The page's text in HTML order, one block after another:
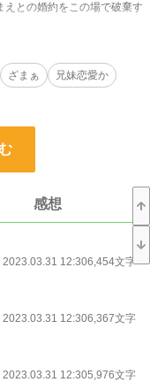
との婚約をこの場で破棄す
わりついていた。……なんて
ｉｔｈビッチ』が、意気
。
劇。断罪返しだ！
なんでそんなに近いか
害した方は申し訳ありませ
ざまぁ
兄妹恋愛か
感想
2023.03.31 12:306,454文字
2023.03.31 12:306,367文字
2023.03.31 12:305,976文字